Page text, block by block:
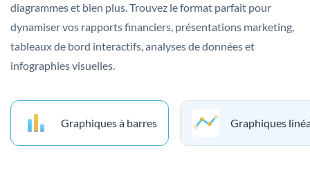
diagrammes et bien plus. Trouvez le format parfait pour
dynamiser vos rapports financiers, présentations marketing,
tableaux de bord interactifs, analyses de données et
infographies visuelles.
Graphiques à barres Graphiques